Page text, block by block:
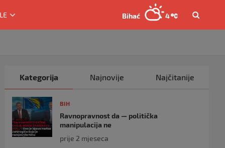
Bihać 4
Kategorija Najnovije Najčitanije
BIH
Ravnopravnost da — politička
manipulacija ne
prije 2 mjeseca